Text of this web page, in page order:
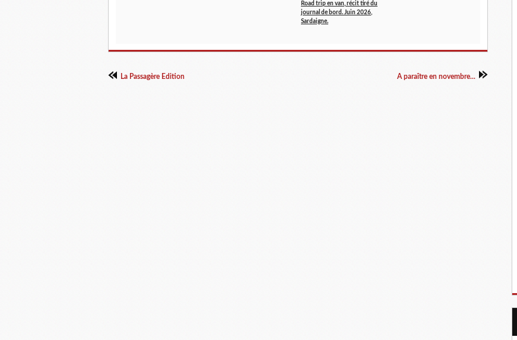
Road trip en van, récit tiré du
journal de bord. Juin 2026,
Sardaigne.
La Passagère Edition A paraître en novembre...